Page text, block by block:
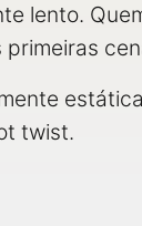
lento.
twist.